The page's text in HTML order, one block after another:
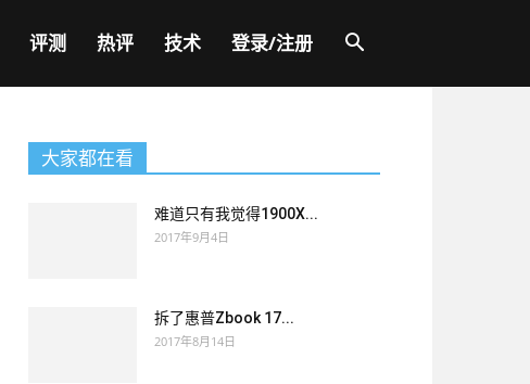
评测 热评 技术 登录/注册
大家都在看
难道只有我觉得1900X...
2017年9月4日
拆了惠普Zbook 17...
2017年8月14日